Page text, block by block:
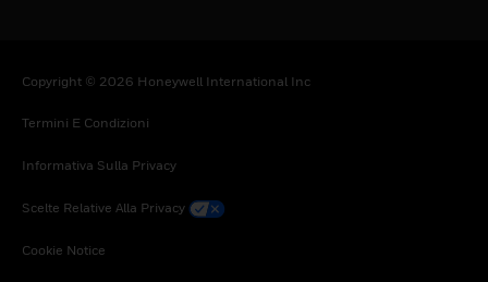
Copyright © 2026 Honeywell International Inc
Termini E Condizioni
Informativa Sulla Privacy
Scelte Relative Alla Privacy
Cookie Notice